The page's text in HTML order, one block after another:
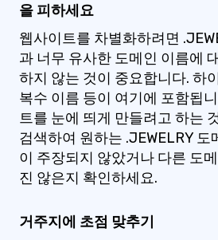
을 피하세요
웹사이트를 차별화하려면
과 너무 유사한 도메인 이름에
하지 않는 것이 중요합니다. 하
복수 이름 등이 여기에 포함됩
트를 눈에 띄게 만들려고 하는
검색하여 원하는 .JEWELRY 도
이 주장되지 않았거나 다른 도
진 않은지 확인하세요.
거주지에 초점 맞추기